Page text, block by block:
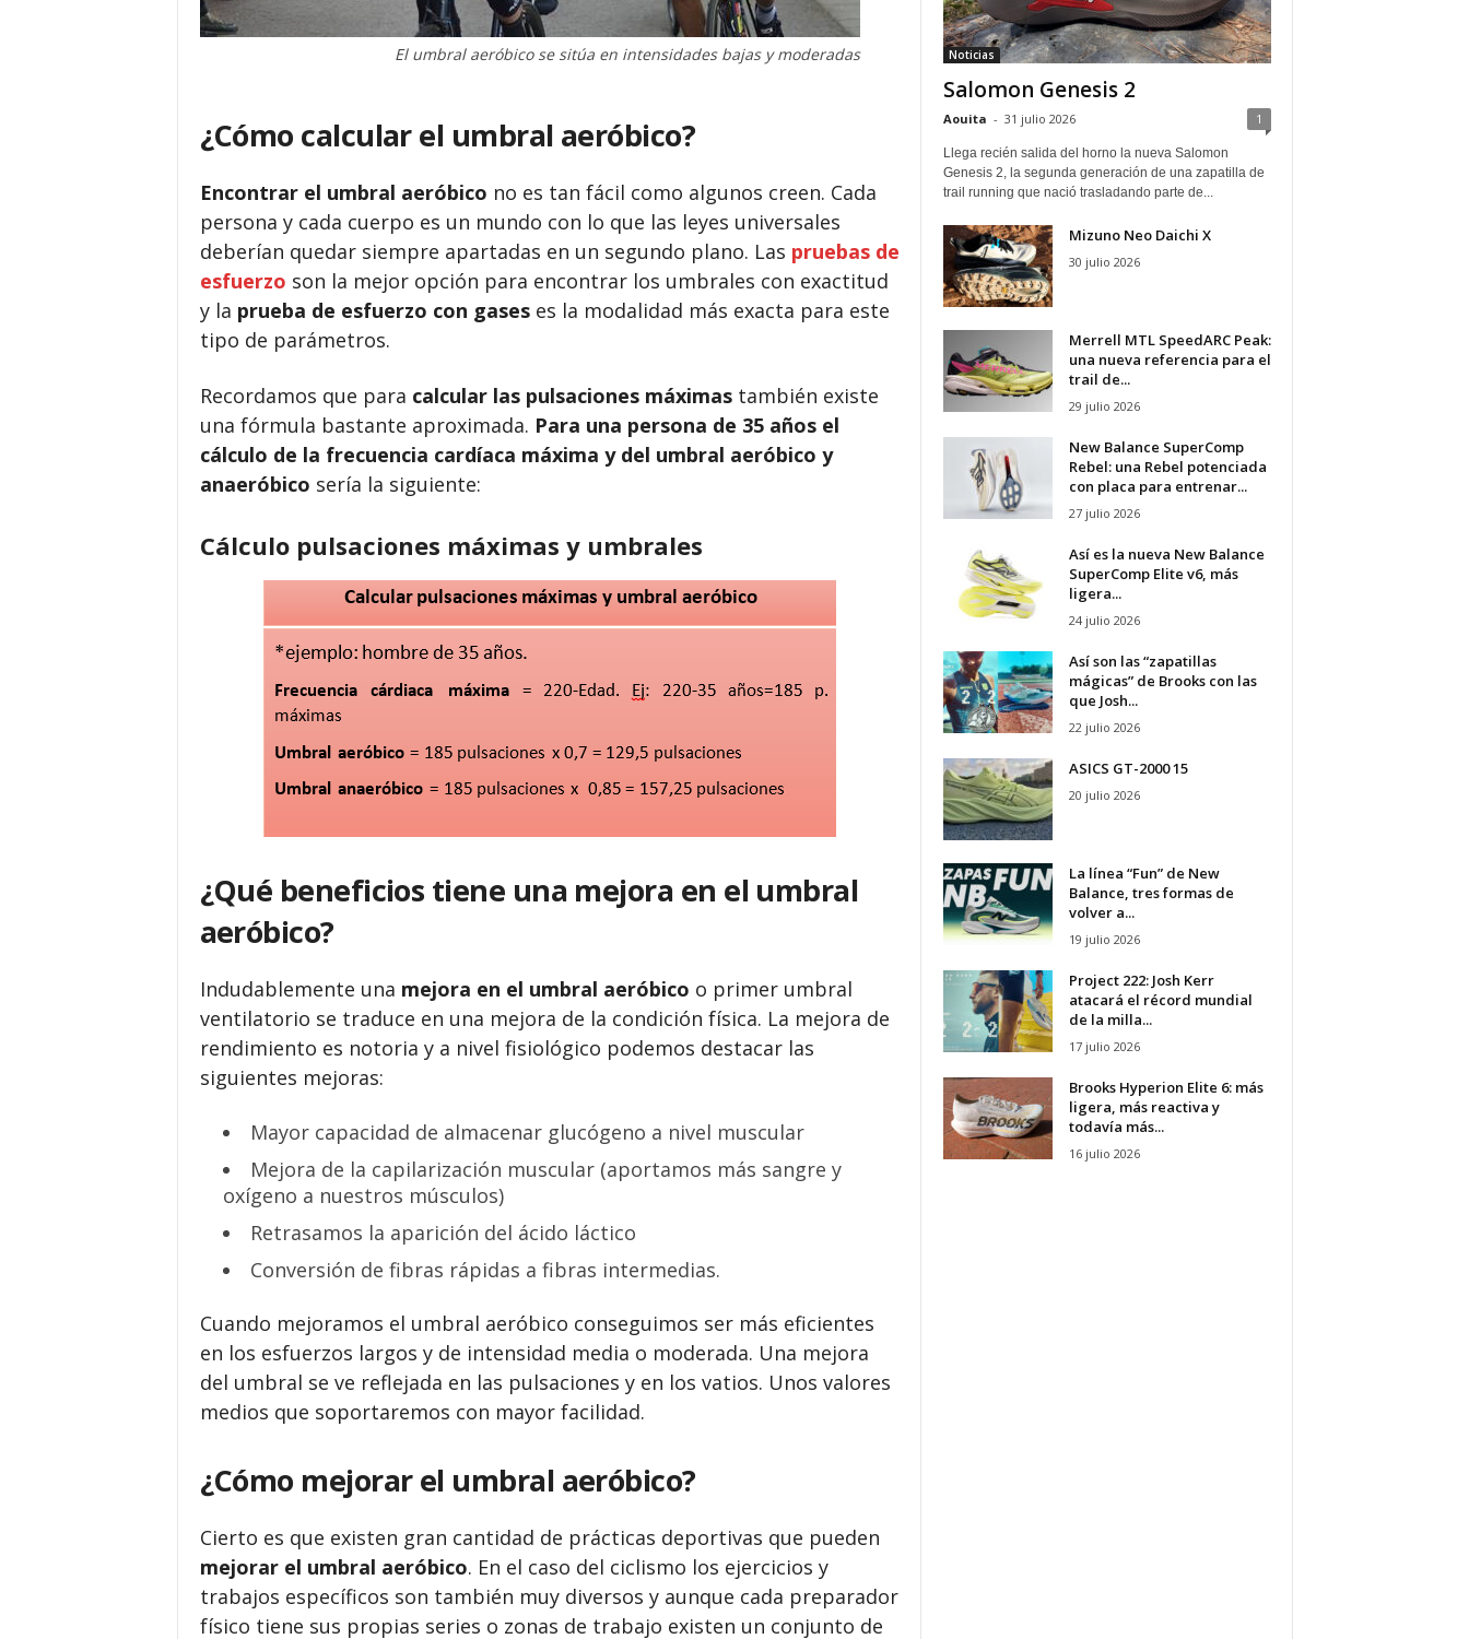
El umbral aeróbico se sitúa en intensidades bajas y moderadas
¿Cómo calcular el umbral aeróbico?
Encontrar el umbral aeróbico no es tan fácil como algunos creen. Cada
persona y cada cuerpo es un mundo con lo que las leyes universales
deberían quedar siempre apartadas en un segundo plano. Las pruebas de
esfuerzo son la mejor opción para encontrar los umbrales con exactitud
y la prueba de esfuerzo con gaseses la modalidad más exacta para este
tipo de parámetros.
Recordamos que para calcular las pulsaciones máximastambién existe
una fórmula bastante aproximada. Para una persona de 35 años el
cálculo de la frecuencia cardíaca máxima y del umbral aeróbico y
anaeróbico sería la siguiente:
Cálculo pulsaciones máximas y umbrales
¿Qué beneficios tiene una mejora en el umbral
aeróbico?
Indudablemente una mejora en el umbral aeróbico o primer umbral
ventilatorio se traduce en una mejora de la condición física. La mejora de
rendimiento es notoria y a nivel fisiológico podemos destacar las
siguientes mejoras:
Mayor capacidad de almacenar glucógeno a nivel muscular
Mejora de la capilarización muscular (aportamos más sangre y
oxígeno a nuestros músculos)
Retrasamos la aparición del ácido láctico
Conversión de fibras rápidas a fibras intermedias.
Cuando mejoramos el umbral aeróbico conseguimos ser más eficientes
en los esfuerzos largos y de intensidad media o moderada. Una mejora
del umbral se ve reflejada en las pulsaciones y en los vatios. Unos valores
medios que soportaremos con mayor facilidad.
¿Cómo mejorar el umbral aeróbico?
Cierto es que existen gran cantidad de prácticas deportivas que pueden
mejorar el umbral aeróbico. En el caso del ciclismo los ejercicios y
trabajos específicos son también muy diversos y aunque cada preparador
físico tiene sus propias series o zonas de trabajo existen un conjunto de
Noticias
Salomon Genesis 2
Aouita - 31 julio 2026 1
Llega recién salida del horno la nueva Salomon
Genesis 2, la segunda generación de una zapatilla de
trail running que nació trasladando parte de...
Mizuno Neo Daichi X
30 julio 2026
Merrell MTL SpeedARC Peak:
una nueva referencia para el
trail de...
29 julio 2026
New Balance SuperComp
Rebel: una Rebel potenciada
con placa para entrenar...
27 julio 2026
Así es la nueva New Balance
SuperComp Elite v6, más
ligera...
24 julio 2026
Así son las “zapatillas
mágicas” de Brooks con las
que Josh...
22 julio 2026
ASICS GT-2000 15
20 julio 2026
La línea “Fun” de New
Balance, tres formas de
volver a...
19 julio 2026
Project 222: Josh Kerr
atacará el récord mundial
de la milla...
17 julio 2026
Brooks Hyperion Elite 6: más
ligera, más reactiva y
todavía más...
16 julio 2026